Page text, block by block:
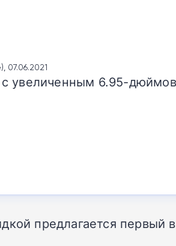
07.06.2021
увеличенным 6.95-
предлагается